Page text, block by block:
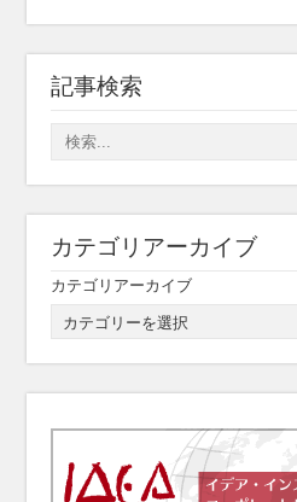
記事検索
カテゴリアーカイブ
カテゴリアーカイブ